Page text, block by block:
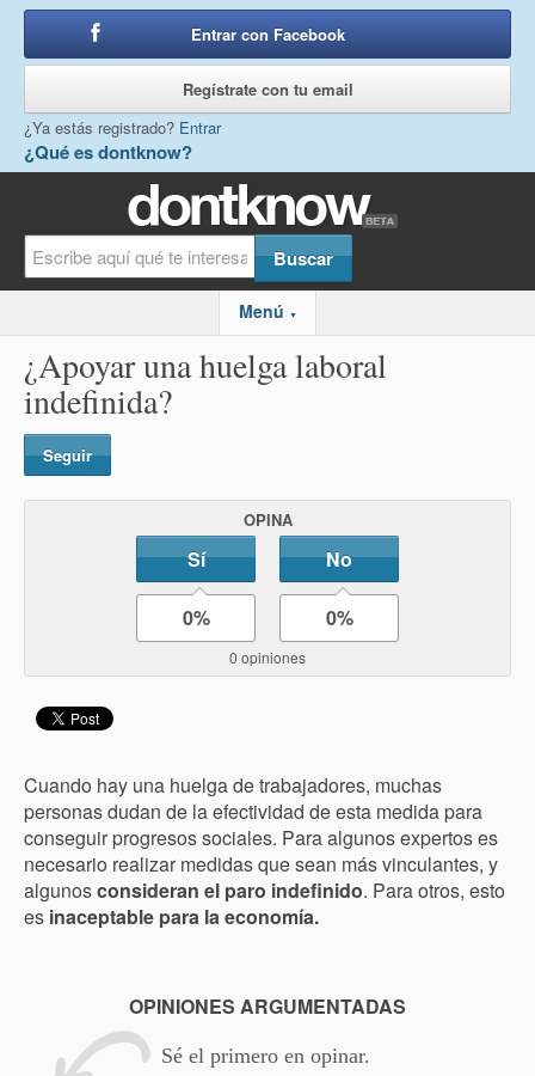
¿Qué es dontknow?
Entrar con Facebook
Regístrate con tu email
¿Ya estás registrado? Entrar
Menú ▼
¿Apoyar una huelga laboral
indefinida?
Seguir
OPINA
Sí No
0% 0%
0 opiniones
Cuando hay una huelga de trabajadores, muchas
personas dudan de la efectividad de esta medida para
conseguir progresos sociales. Para algunos expertos es
necesario realizar medidas que sean más vinculantes, y
algunosconsideran el paro indefinido. Para otros, esto
es inaceptable para la economía.
OPINIONES ARGUMENTADAS
Sé el primero en opinar.